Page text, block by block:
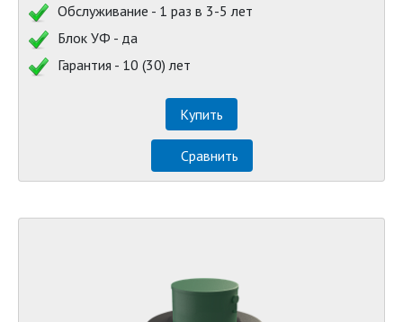
Обслуживание - 1 раз в 3-5 лет
Блок УФ - да
Гарантия - 10 (30) лет
Купить
Сравнить